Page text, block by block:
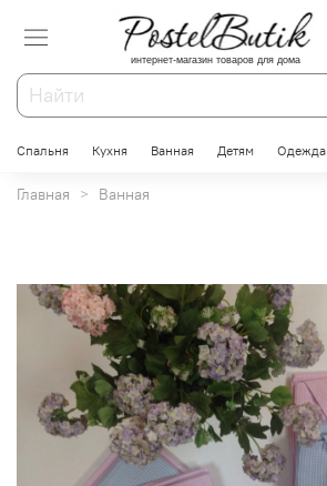
интернет-магазин товаров для дома
Спальня Кухня Ванная Детям Одежда
Главная Ванная